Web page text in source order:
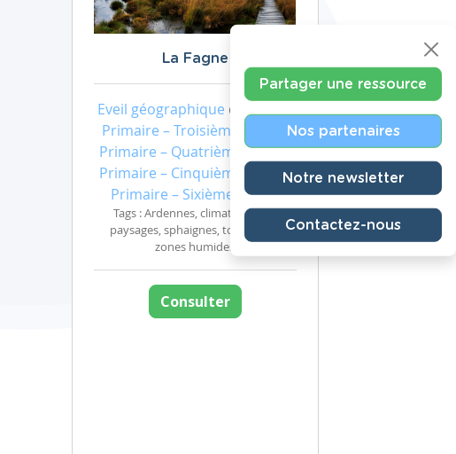
La Fagne
Eveil géographique de niveau
Primaire – Troisième année,
Primaire – Quatrième année,
Primaire – Cinquième année,
Primaire – Sixième année
Tags : Ardennes, climat, fagnes ,
paysages, sphaignes, tourbières,
zones humides
Consulter
Partager une ressource
Nos partenaires
Notre newsletter
Contactez-nous